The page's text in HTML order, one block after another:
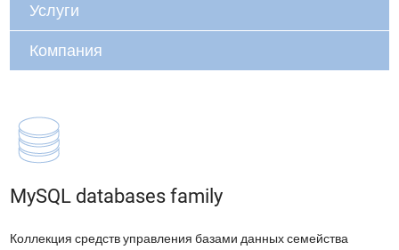
Услуги
Компания
MySQL databases family
Коллекция средств управления базами данных семейства